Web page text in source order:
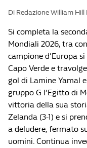
Di Redazione William Hill
Si completa la
Mondiali 2026, tra
campione d’Europa
Capo Verde e
gol di Lamine Yamal
gruppo G l’Egitto di
vittoria della sua
Zelanda (3-1) e si
a deludere, fermato
uomini. Continua